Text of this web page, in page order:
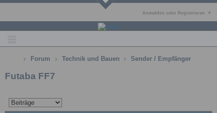
Anmelden oder Registrieren
Forum Technik und Bauen Sender / Empfänger
Futaba FF7